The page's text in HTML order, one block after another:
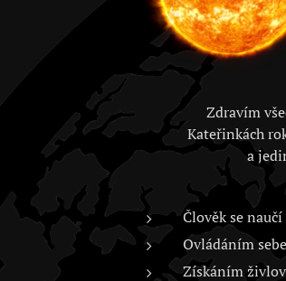
Zdravím
Kateřinkách
a
Člověk se
Ovládáním
Získáním